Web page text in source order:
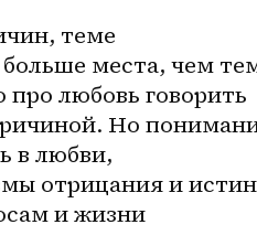
теме
места, чем
про любовь говорить
Но
в любви,
отрицания и
и жизни